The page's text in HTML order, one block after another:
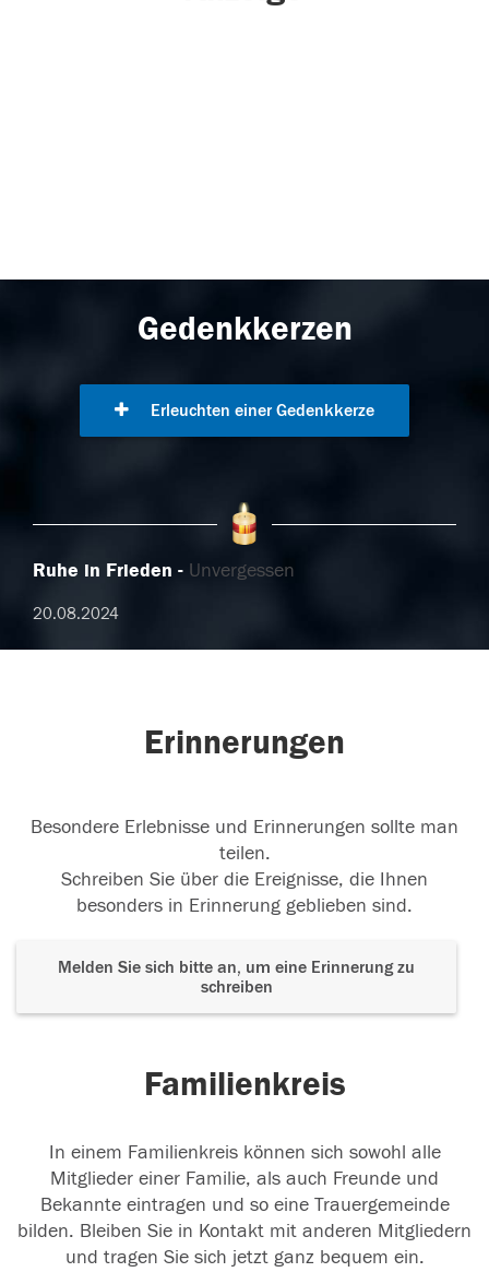
Gedenkkerzen
Erleuchten einer Gedenkkerze
Ruhe in Frieden Unvergessen
20.08.2024
Erinnerungen
Besondere Erlebnisse und Erinnerungen sollte man
teilen.
Schreiben Sie über die Ereignisse, die Ihnen
besonders in Erinnerung geblieben sind.
Melden Sie sich bitte an, um eine Erinnerung zu
schreiben
Familienkreis
In einem Familienkreis können sich sowohl alle
Mitglieder einer Familie, als auch Freunde und
Bekannte eintragen und so eine Trauergemeinde
bilden. Bleiben Sie in Kontakt mit anderen Mitgliedern
und tragen Sie sich jetzt ganz bequem ein.